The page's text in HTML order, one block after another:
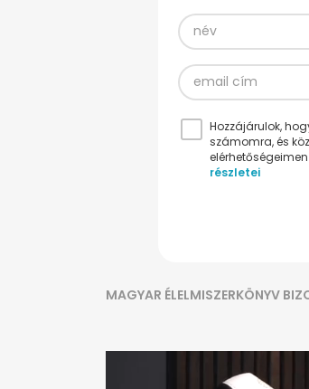
Hozzájárulok,
számomra, és
részletei
MAGYAR ÉLELMISZERKÖNYV